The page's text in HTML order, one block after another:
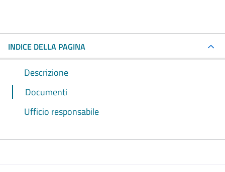
INDICE DELLA PAGINA
Descrizione
Documenti
Ufficio responsabile